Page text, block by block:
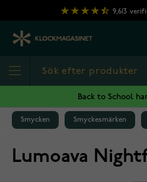
Hoppa till innehållet
9,613
Back to School
Smycken Smyckesmärken
Lumoava